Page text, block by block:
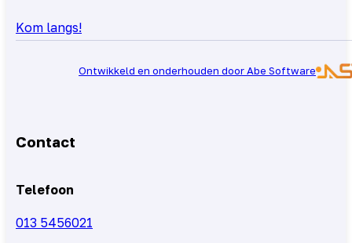
Kom langs!
Ontwikkeld en onderhouden door Abe Software
Contact
Telefoon
013 5456021